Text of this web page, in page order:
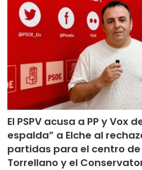
El PSPV acusa a PP y Vox
espalda” a Elche al
partidas para el centro
Torrellano y el